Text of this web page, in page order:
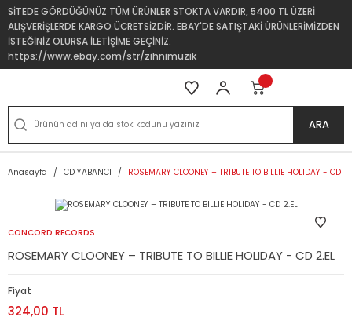
SİTEDE GÖRDÜĞÜNÜZ TÜM ÜRÜNLER STOKTA VARDIR, 5400 TL ÜZERİ
ALIŞVERİŞLERDE KARGO ÜCRETSİZDİR. EBAY'DE SATIŞTAKİ ÜRÜNLERİMİZDEN
İSTEĞİNİZ OLURSA İLETİŞİME GEÇİNİZ.
https://www.ebay.com/str/zihnimuzik
ARA
Anasayfa CD YABANCI ROSEMARY CLOONEY – TRIBUTE TO BILLIE HOLIDAY - CD
CONCORD RECORDS
ROSEMARY CLOONEY – TRIBUTE TO BILLIE HOLIDAY - CD 2.EL
Fiyat
324,00 TL